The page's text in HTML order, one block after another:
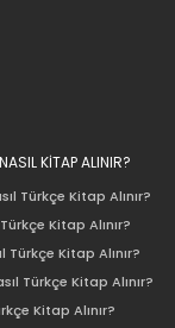
KİTAP ALINIR?
Türkçe Kitap Alınır?
Kitap Alınır?
Türkçe Kitap Alınır?
Türkçe Kitap Alınır?
Kitap Alınır?